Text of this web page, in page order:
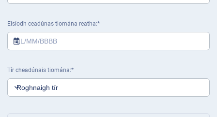
Eisíodh ceadúnas tiomána reatha
Tír cheadúnais tiomána